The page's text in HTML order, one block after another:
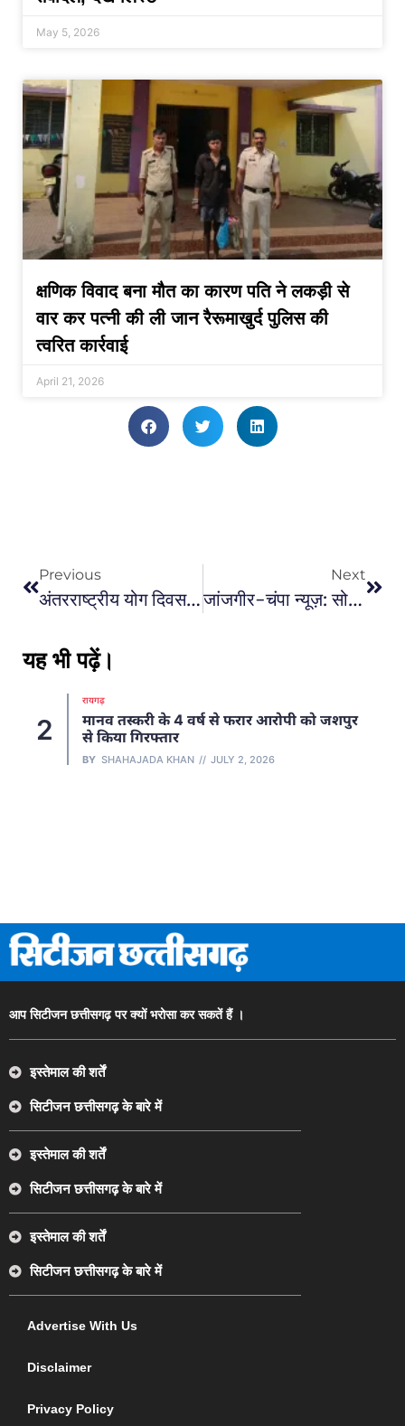
May 5, 2026
क्षणिक विवाद बना मौत का कारण पति ने लकड़ी से
वार कर पत्नी की ली जान रैरूमाखुर्द पुलिस की
त्वरित कार्रवाई
April 21, 2026
Previous
अंतरराष्ट्रीय योग दिवस: बेहतर सेहत के लिये योग को शामिल करें दिनचर्या में- शुक्ला…
Next
जांजगीर-चंपा न्यूज़: सोने-चांदी के गहनों समेत दो लाख की लूट…
यह भी पढ़ें।
2
रायगढ़
मानव तस्करी के 4 वर्ष से फरार आरोपी को जशपुर
से किया गिरफ्तार
BY SHAHAJADA KHAN JULY 2, 2026
आप सिटीजन छत्तीसगढ़ पर क्यों भरोसा कर सकतें हैं ।
इस्तेमाल की शर्तें
सिटीजन छत्तीसगढ़ के बारे में
इस्तेमाल की शर्तें
सिटीजन छत्तीसगढ़ के बारे में
इस्तेमाल की शर्तें
सिटीजन छत्तीसगढ़ के बारे में
Advertise With Us
Disclaimer
Privacy Policy